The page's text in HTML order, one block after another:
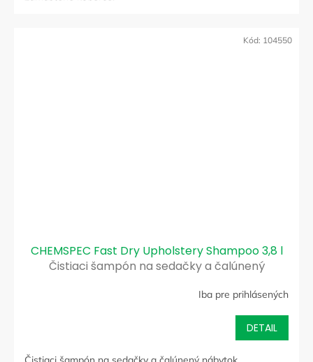
CHEMSPEC Fast Dry Upholstery Shampoo 3,8 l
Čistiaci šampón na sedačky a čalúnený
Iba pre prihlásených
DETAIL
Kód: 104550